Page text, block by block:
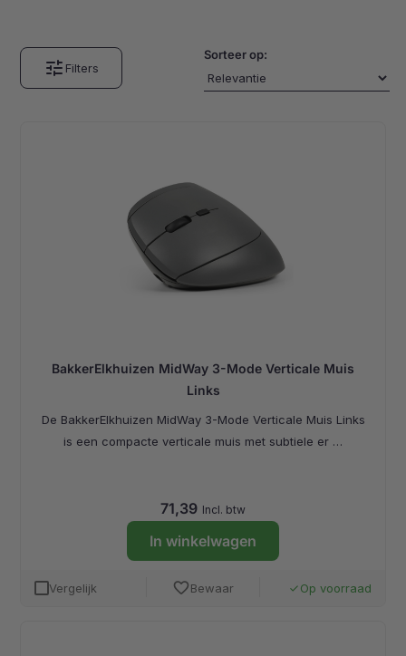
tune Filters
Sorteer op:
BakkerElkhuizen MidWay 3-Mode Verticale Muis
Links
De BakkerElkhuizen MidWay 3-Mode Verticale Muis Links
is een compacte verticale muis met subtiele er …
71,39 Incl. btw
In winkelwagen
Vergelijk favoriteBewaar done Op voorraad